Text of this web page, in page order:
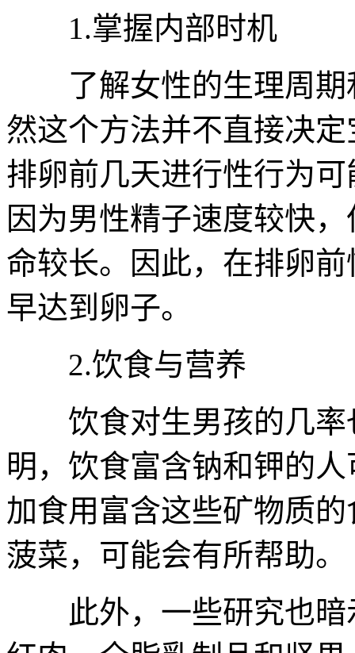
1.掌握内部时机
了解女性的生理周期
然这个方法并不直接决
排卵前几天进行性行为
因为男性精子速度较快
命较长。因此，在排卵
早达到卵子。
2.饮食与营养
饮食对生男孩的几率
明，饮食富含钠和钾的
加食用富含这些矿物质
菠菜，可能会有所帮助。
此外，一些研究也暗